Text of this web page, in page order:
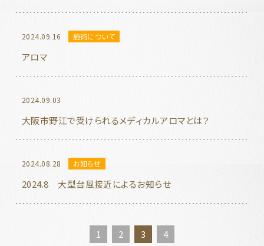
2024.09.16 施術について
アロマ
2024.09.03
大阪市野江で受けられるメディカルアロマとは？
2024.08.28 お知らせ
2024.8 大型台風接近によるお知らせ
1 2 3 4